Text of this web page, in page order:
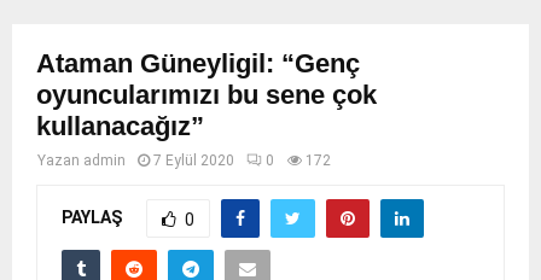
Ataman Güneyligil: “Genç
oyuncularımızı bu sene çok
kullanacağız”
Yazan admin 7 Eylül 2020 0 172
PAYLAŞ 0